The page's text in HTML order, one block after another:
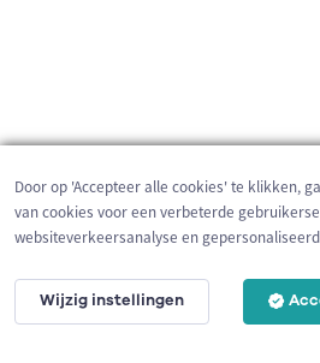
200 m
Door op 'Accepteer alle cookies' te klikken,
van cookies voor een verbeterde
websiteverkeersanalyse en
Wijzig instellingen